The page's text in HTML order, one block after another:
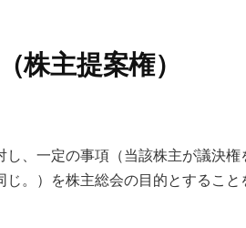
株主提案権）
、一定の事項（当該株主が議決権
じ。）を株主総会の目的とするこ